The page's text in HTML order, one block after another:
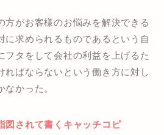
方がお客様のお悩みを解決できる
に求められるものであるという自
フタをして会社の利益を上げるた
ればならないという働き方に対し
かった。
図されて書くキャッチコピ